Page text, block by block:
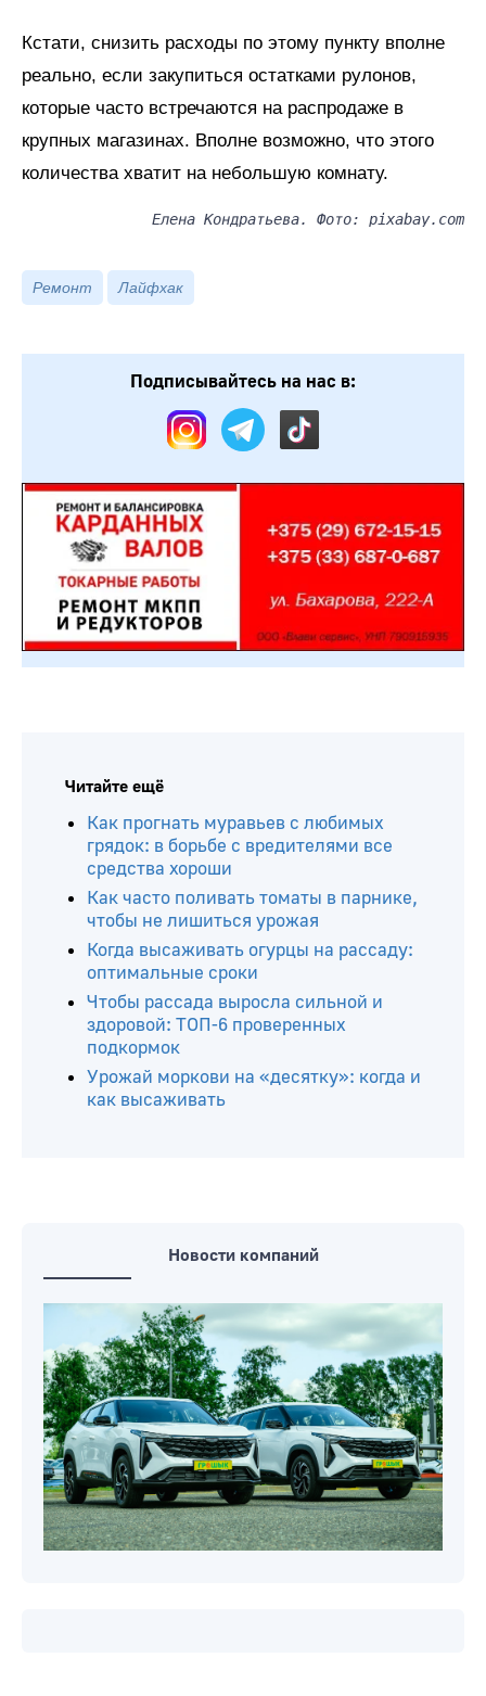
Кстати, снизить расходы по этому пункту вполне
реально, если закупиться остатками рулонов,
которые часто встречаются на распродаже в
крупных магазинах. Вполне возможно, что этого
количества хватит на небольшую комнату.
Елена Кондратьева. Фото: pixabay.com
Ремонт Лайфхак
Подписывайтесь на нас в:
Читайте ещё
Как прогнать муравьев с любимых
грядок: в борьбе с вредителями все
средства хороши
Как часто поливать томаты в парнике,
чтобы не лишиться урожая
Когда высаживать огурцы на рассаду:
оптимальные сроки
Чтобы рассада выросла сильной и
здоровой: ТОП-6 проверенных
подкормок
Урожай моркови на «десятку»: когда и
как высаживать
Новости компаний